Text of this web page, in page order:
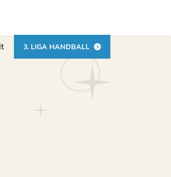
3. LIGA HANDBALL